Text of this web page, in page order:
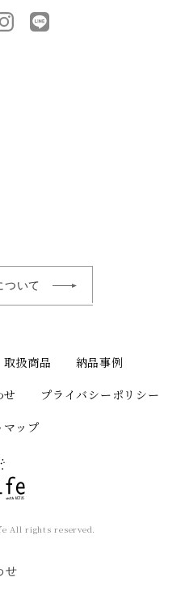
ついて
取扱商品
納品事例
せ
プライバシーポリシー
マップ
All rights reserved.
せ